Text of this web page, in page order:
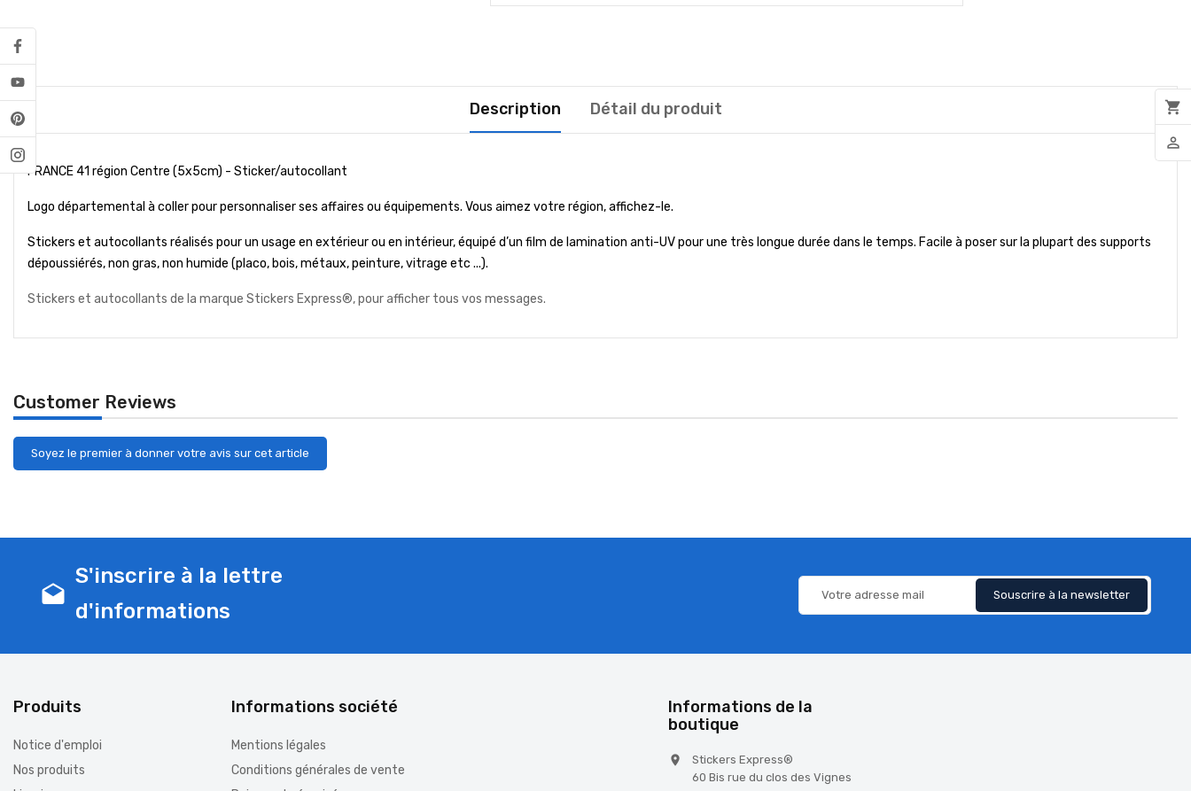
shopping_cart
person_outline
Description Détail du produit
FRANCE 41 région Centre (5x5cm) - Sticker/autocollant
Logo départemental à coller pour personnaliser ses affaires ou équipements. Vous aimez votre région, affichez-le.
Stickers et autocollants réalisés pour un usage en extérieur ou en intérieur, équipé d’un film de lamination anti-UV pour une très longue durée dans le temps. Facile à poser sur la plupart des supports
dépoussiérés, non gras, non humide (placo, bois, métaux, peinture, vitrage etc ...).
Stickers et autocollants de la marque Stickers Express®, pour afficher tous vos messages.
Customer Reviews
Soyez le premier à donner votre avis sur cet article
drafts
S'inscrire à la lettre
d'informations
Produits
Notice d'emploi
Nos produits
Informations société
Mentions légales
Conditions générales de vente
Informations de la
boutique

Stickers Express®
60 Bis rue du clos des Vignes